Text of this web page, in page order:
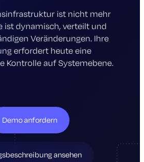
ist nicht mehr
ist dynamisch, verteilt und
Veränderungen. Ihre
erfordert heute eine
Kontrolle auf Systemebene.
Demo anfordern
ansehen